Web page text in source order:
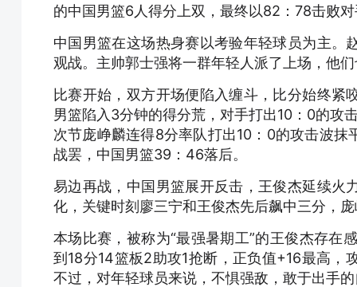
的中国男篮6人得分上双，最终以82：78击败
中国男篮在这场热身赛以考验年轻球员为主。
观战。主帅郭士强将一群年轻人派了上场，他
比赛开始，双方开场便陷入缠斗，比分始终
男篮陷入3分钟的得分荒，对手打出10：0的攻
次节庞峥麟连得8分率队打出10：0的攻击波
战罢，中国男篮39：46落后。
易边再战，中国男篮展开反击，王俊杰延续火
化，关键时刻廖三宁和王俊杰先后飙中三分，
本场比赛，被称为“最强暑期工”的王俊杰存在
到18分14篮板2助攻1抢断，正负值+16最高，
不过，对年轻球员来说，不惧强敌，敢于出手